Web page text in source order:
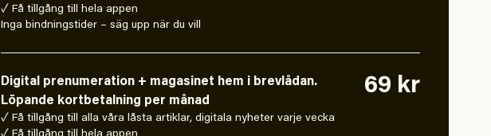
✓ Få tillgång till hela appen
Inga bindningstider – säg upp när du vill
Digital prenumeration + magasinet hem i brevlådan.
Löpande kortbetalning per månad
✓ Få tillgång till alla våra låsta artiklar, digitala nyheter varje vecka
69 kr